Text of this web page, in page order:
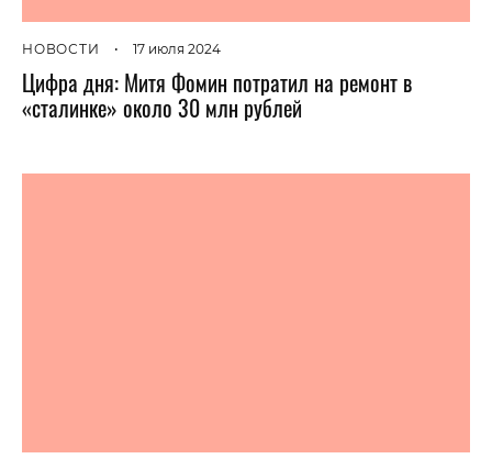
НОВОСТИ • 17 июля 2024
Цифра дня: Митя Фомин потратил на ремонт в
«сталинке» около 30 млн рублей